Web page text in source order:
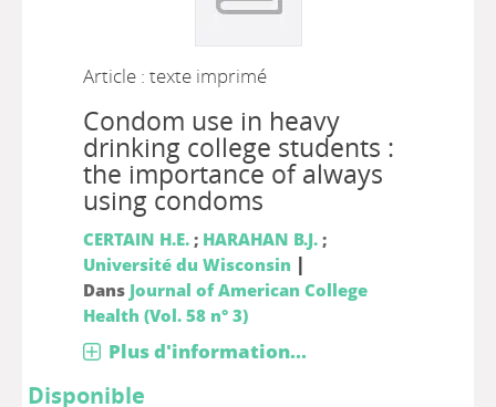
Article : texte imprimé
Condom use in heavy
drinking college students :
the importance of always
using condoms
CERTAIN H.E.; HARAHAN B.J.;
Université du Wisconsin |
Dans Journal of American College
Health (Vol. 58 n° 3)
Plus d'information...
Disponible